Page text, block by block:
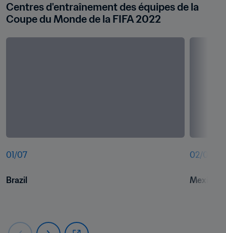
Centres d'entraînement des équipes de la
Coupe du Monde de la FIFA 2022
01 /07
Brazil
02/07
Mexico